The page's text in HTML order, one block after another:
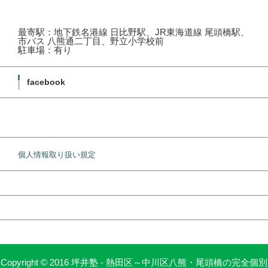
最寄駅：地下鉄名港線 日比野駅、JR東海道線 尾頭橋駅、
市バス 八熊通二丁目、野立小学校前
駐車場：有り
facebook
個人情報取り扱い規定
Copyright © 2016 坪井塾 - 熱田区～中川区八熊・尾頭橋の完全個別